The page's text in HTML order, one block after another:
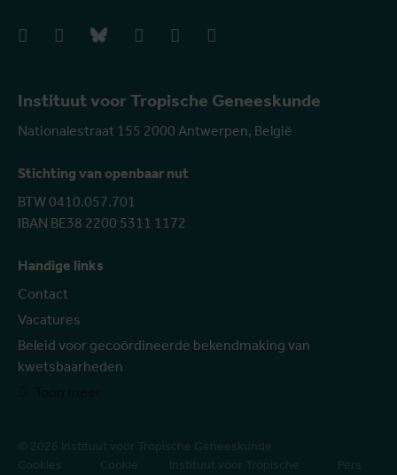
Instituut voor Tropische Geneeskunde
Nationalestraat 155 2000 Antwerpen, België
Stichting van openbaar nut
BTW 0410.057.701
IBAN BE38 2200 5311 1172
Handige links
Contact
Vacatures
Beleid voor gecoördineerde bekendmaking van
kwetsbaarheden
facebookinstagrambluesky linkedIn youtube
© 2026 Instituut voor Tropische Geneeskunde
Cookies
Cookie Instituut voor Tropische Pers